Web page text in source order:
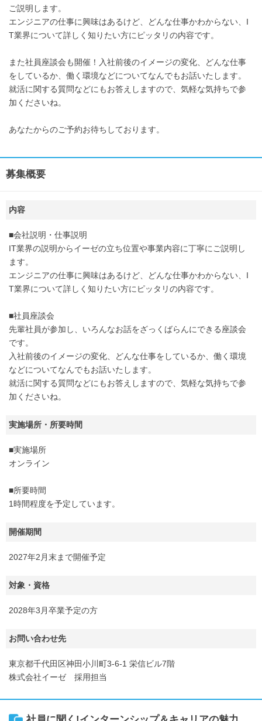
ご説明します。
エンジニアの仕事に興味はあるけど、どんな仕事かわからない、I
T業界について詳しく知りたい方にピッタリの内容です。
また社員座談会も開催！入社前後のイメージの変化、どんな仕事
をしているか、働く環境などについてなんでもお話いたします。
就活に関する質問などにもお答えしますので、気軽な気持ちで参
加くださいね。
あなたからのご予約お待ちしております。
募集概要
内容
■会社説明・仕事説明
IT業界の説明からイーゼの立ち位置や事業内容に丁寧にご説明し
ます。
エンジニアの仕事に興味はあるけど、どんな仕事かわからない、I
T業界について詳しく知りたい方にピッタリの内容です。
■社員座談会
先輩社員が参加し、いろんなお話をざっくばらんにできる座談会
です。
入社前後のイメージの変化、どんな仕事をしているか、働く環境
などについてなんでもお話いたします。
就活に関する質問などにもお答えしますので、気軽な気持ちで参
加くださいね。
実施場所・所要時間
■実施場所
オンライン
■所要時間
1時間程度を予定しています。
開催期間
2027年2月末まで開催予定
対象・資格
2028年3月卒業予定の方
お問い合わせ先
東京都千代田区神田小川町3-6-1 栄信ビル7階
株式会社イーゼ 採用担当